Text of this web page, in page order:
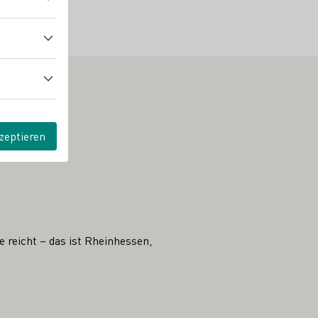
reicht – das ist Rheinhessen,